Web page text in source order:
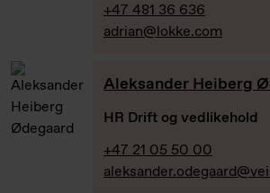
+47 481 36 636
adrian@lokke.com
Aleksander Heiberg
HR Drift og vedlikehold
+47 21 05 50 00